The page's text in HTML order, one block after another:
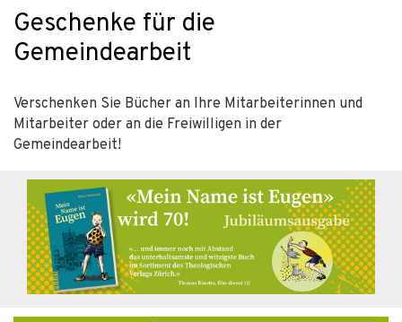
Geschenke für die
Gemeindearbeit
Verschenken Sie Bücher an Ihre Mitarbeiterinnen und
Mitarbeiter oder an die Freiwilligen in der
Gemeindearbeit!